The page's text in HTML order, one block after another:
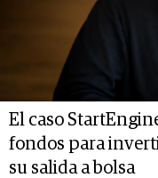
El caso
fondos para
su salida a bolsa